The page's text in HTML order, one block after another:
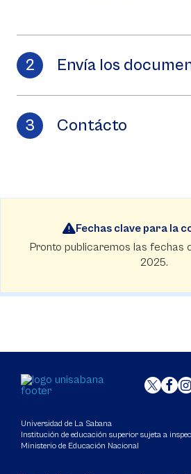
Envía los
Contácto
Fechas clave para la
Pronto publicaremos las fechas
2025.
Universidad de La Sabana
Institución de educación superior sujeta a
Ministerio de Educación Nacional